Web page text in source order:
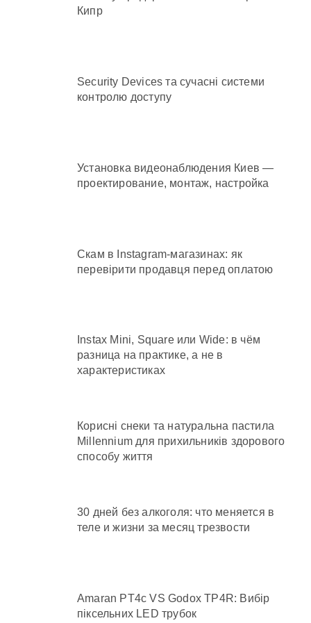
Кипр
Security Devices та сучасні системи
контролю доступу
Установка видеонаблюдения Киев —
проектирование, монтаж, настройка
Скам в Instagram-магазинах: як
перевірити продавця перед оплатою
Instax Mini, Square или Wide: в чём
разница на практике, а не в
характеристиках
Корисні снеки та натуральна пастила
Millennium для прихильників здорового
способу життя
30 дней без алкоголя: что меняется в
теле и жизни за месяц трезвости
Amaran PT4c VS Godox TP4R: Вибір
піксельних LED трубок